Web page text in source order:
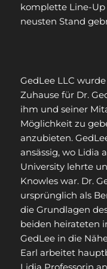
komplette Line-Up
neusten Stand
GedLee LLC
Zuhause für Dr.
ihm und seiner
Möglichkeit zu
anzubieten.
ansässig, wo Lidia
University lehrte
Knowles war. Dr.
ursprünglich als
die Grundlagen
beiden heirateten
GedLee in die
Earl arbeitet